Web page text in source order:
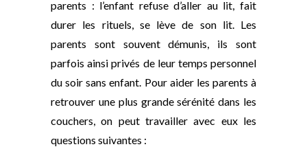
parents : l’enfant refuse d’aller au lit, fait
durer les rituels, se lève de son lit. Les
parents sont souvent démunis, ils sont
parfois ainsi privés de leur temps personnel
du soir sans enfant. Pour aider les parents à
retrouver une plus grande sérénité dans les
couchers, on peut travailler avec eux les
questions suivantes :